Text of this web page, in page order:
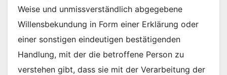
Weise und unmissverständlich abgegebene
Willensbekundung in Form einer Erklärung oder
einer sonstigen eindeutigen bestätigenden
Handlung, mit der die betroffene Person zu
verstehen gibt, dass sie mit der Verarbeitung der